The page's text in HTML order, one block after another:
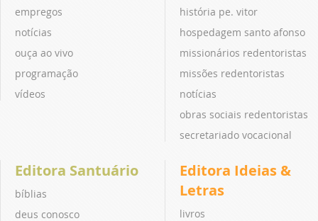
empregos
notícias
ouça ao vivo
programação
vídeos
história pe. vitor
hospedagem santo afonso
missionários redentoristas
missões redentoristas
notícias
obras sociais redentoristas
secretariado vocacional
Editora Santuário
bíblias
deus conosco
Editora Ideias &
Letras
livros